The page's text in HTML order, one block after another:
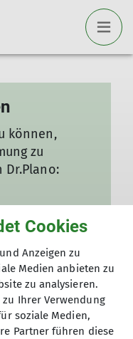
können,
zu
können
Cookies
Anzeigen zu
Medien anbieten zu
zu analysieren.
Ihrer Verwendung
soziale Medien,
Partner führen diese